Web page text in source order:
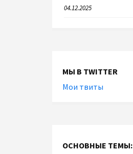
04.12.2025
МЫ В TWITTER
Мои твиты
ОСНОВНЫЕ ТЕМЫ: